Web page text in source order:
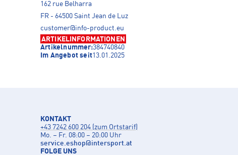
162 rue Belharra
FR - 64500 Saint Jean de Luz
customer@info-product.eu
ARTIKELINFORMATIONEN
Artikelnummer:384740840
Im Angebot seit13.01.2025
KONTAKT
+43 7242 600 204 (zum Ortstarif)
Mo. – Fr. 08:00 – 20:00 Uhr
service.eshop@intersport.at
FOLGE UNS